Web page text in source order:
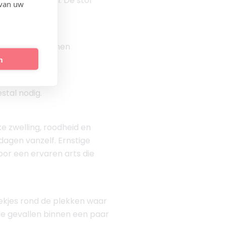
uw
ondersteunen
nodig.
zwelling, roodheid en
vanzelf. Ernstige
een ervaren arts die
rond de plekken waar
gevallen binnen een paar